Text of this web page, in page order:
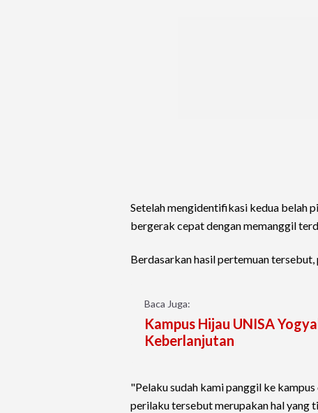
Setelah mengidentifikasi kedua belah
bergerak cepat dengan memanggil
Berdasarkan hasil pertemuan
Baca Juga:
Kampus Hijau UNISA
Keberlanjutan
"Pelaku sudah kami panggil ke
perilaku tersebut merupakan hal yang